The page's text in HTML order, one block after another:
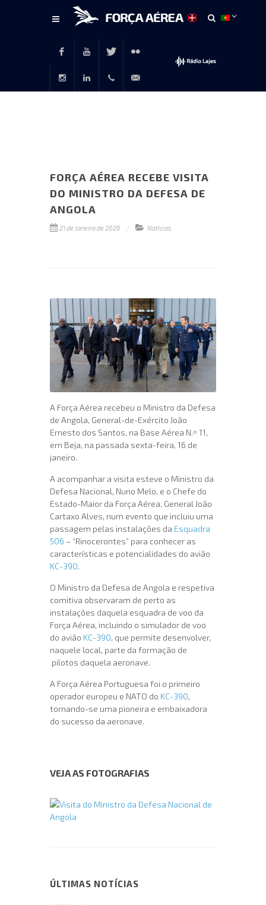
FacebookYoutubeTwitter Flickr
FORÇA AÉREA RECEBE VISITA
DO MINISTRO DA DEFESA DE
ANGOLA
21 de Janeiro de 2026 Notícias
A Força Aérea recebeu o Ministro da Defesa
de Angola, General-de-Exército João
Ernesto dos Santos, na Base Aérea N.º 11,
em Beja, na passada sexta-feira, 16 de
janeiro.
A acompanhar a visita esteve o Ministro da
Defesa Nacional, Nuno Melo, e o Chefe do
Estado-Maior da Força Aérea, General João
Cartaxo Alves, num evento que incluiu uma
passagem pelas instalações da Esquadra
506 – “Rinocerontes” para conhecer as
características e potencialidades do avião
KC-390.
O Ministro da Defesa de Angola e respetiva
comitiva observaram de perto as
instalações daquela esquadra de voo da
Força Aérea, incluindo o simulador de voo
do avião KC-390, que permite desenvolver,
naquele local, parte da formação de
pilotos daquela aeronave.
A Força Aérea Portuguesa foi o primeiro
operador europeu e NATO do KC-390,
tornando-se uma pioneira e embaixadora
do sucesso da aeronave.
VEJA AS FOTOGRAFIAS
ÚLTIMAS NOTÍCIAS